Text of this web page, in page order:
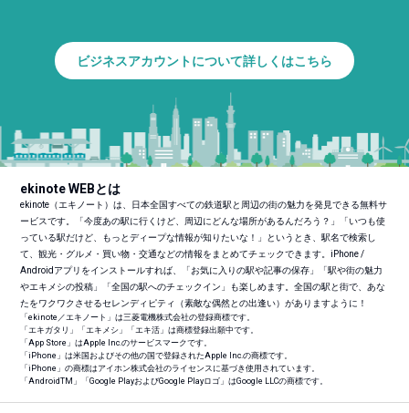
ビジネスアカウントについて詳しくはこちら
ekinote WEBとは
ekinote（エキノート）は、日本全国すべての鉄道駅と周辺の街の魅力を発見できる無料サ
ービスです。「今度あの駅に行くけど、周辺にどんな場所があるんだろう？」「いつも使
っている駅だけど、もっとディープな情報が知りたいな！」というとき、駅名で検索し
て、観光・グルメ・買い物・交通などの情報をまとめてチェックできます。iPhone /
Androidアプリをインストールすれば、「お気に入りの駅や記事の保存」「駅や街の魅力
やエキメシの投稿」「全国の駅へのチェックイン」も楽しめます。全国の駅と街で、あな
たをワクワクさせるセレンディピティ（素敵な偶然との出逢い）がありますように！
「ekinote／エキノート」は三菱電機株式会社の登録商標です。
「エキガタリ」「エキメシ」「エキ活」は商標登録出願中です。
「App Store」はApple Inc.のサービスマークです。
「iPhone」は米国およびその他の国で登録されたApple Inc.の商標です。
「iPhone」の商標はアイホン株式会社のライセンスに基づき使用されています。
「AndroidTM 」「Google PlayおよびGoogle Playロゴ」はGoogle LLCの商標です。